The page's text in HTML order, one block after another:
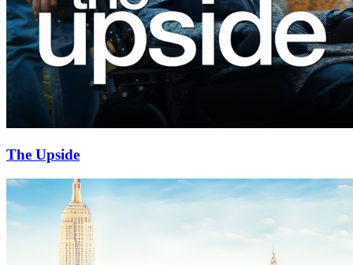
The Upside